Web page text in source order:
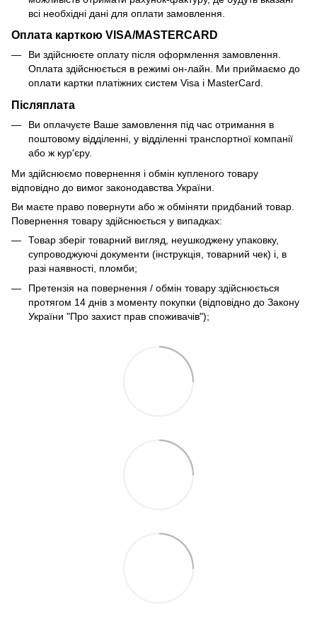
всі необхідні дані для оплати замовлення.
Оплата карткою VISA/MASTERCARD
Ви здійснюєте оплату після оформлення замовлення.
Оплата здійснюється в режимі он-лайн. Ми приймаємо до
оплати картки платіжних систем Visa і MasterCard.
Післяплата
Ви оплачуєте Ваше замовлення під час отримання в
поштовому відділенні, у відділенні транспортної компанії
або ж кур'єру.
Ми здійснюємо повернення і обмін купленого товару
відповідно до вимог законодавства України.
Ви маєте право повернути або ж обміняти придбаний товар.
Повернення товару здійснюється у випадках:
Товар зберіг товарний вигляд, неушкоджену упаковку,
супроводжуючі документи (інструкція, товарний чек) і, в
разі наявності, пломби;
Претензія на повернення / обмін товару здійснюється
протягом 14 днів з моменту покупки (відповідно до Закону
України "Про захист прав споживачів");